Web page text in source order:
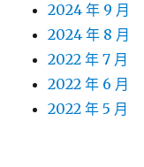
2024 年 9 月
2024 年 8 月
2022 年 7 月
2022 年 6 月
2022 年 5 月